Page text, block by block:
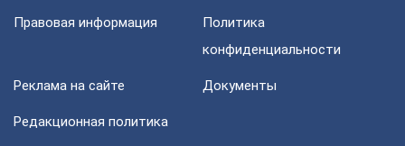
Правовая информация
Политика
конфиденциальности
Реклама на сайте Документы
Редакционная политика